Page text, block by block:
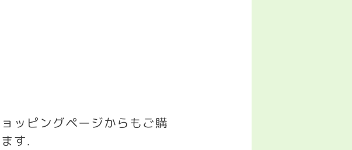
ッピングページからもご購
す.